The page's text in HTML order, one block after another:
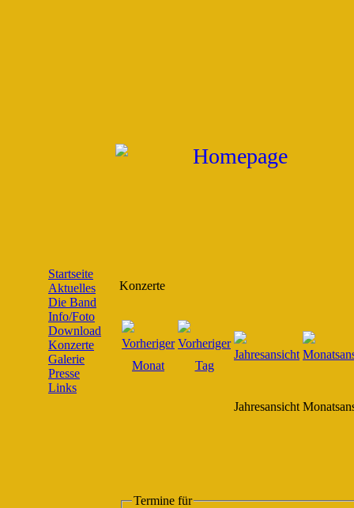
Startseite
Aktuelles
Die Band
Info/Foto
Download
Konzerte
Galerie
Presse
Links
Konzerte
Jahresansicht
Termine für